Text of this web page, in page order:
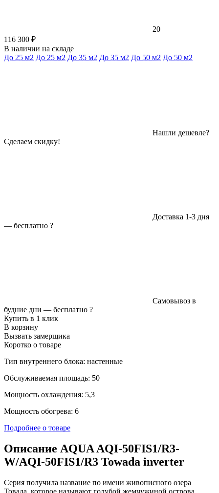
20
116 300 ₽
В наличии на складе
До 25 м2 До 25 м2 До 35 м2 До 35 м2 До 50 м2 До 50 м2
Нашли дешевле?
Сделаем скидку!
Доставка 1-3 дня
— бесплатно ?
Самовывоз в
будние дни — бесплатно ?
Купить в 1 клик
В корзину
Вызвать замерщика
Коротко о товаре
Тип внутреннего блока: настенные
Обслуживаемая площадь: 50
Мощность охлаждения: 5,3
Мощность обогрева: 6
Подробнее о товаре
Описание AQUA AQI-50FIS1/R3-
W/AQI-50FIS1/R3 Towada inverter
Серия получила название по имени живописного озера
Товада, которое называют голубой жемчужиной острова